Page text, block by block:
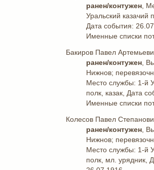
ранен/контужен ,
Уральский казачий
Дата события:
Именные списки
Бакиров Павел
ранен/контужен ,
Нижнов;
Место службы: 1-й
полк, казак, Дата
Именные списки
Колесов Павел
ранен/контужен ,
Нижнов;
Место службы: 1-й
полк, мл. урядник,